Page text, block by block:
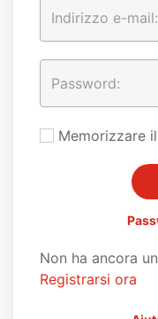
Memorizzare
Non ha ancora
Registrarsi ora